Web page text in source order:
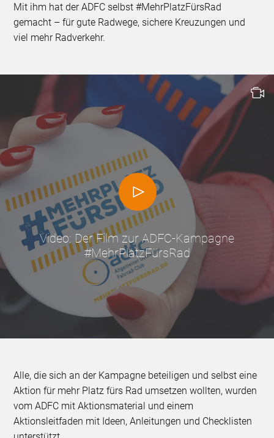
Mit ihm hat der ADFC selbst #MehrPlatzFürsRad
gemacht – für gute Radwege, sichere Kreuzungen und
viel mehr Radverkehr.
Video: Der Film zur ADFC-Kampagne
#MehrPlatzFürsRad
Alle, die sich an der Kampagne beteiligen und selbst eine
Aktion für mehr Platz fürs Rad umsetzen wollten, wurden
vom ADFC mit Aktionsmaterial und einem
Aktionsleitfaden mit Ideen, Anleitungen und Checklisten